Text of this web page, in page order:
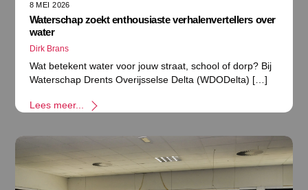
8 MEI 2026
Waterschap zoekt enthousiaste verhalenvertellers over
water
Dirk Brans
Wat betekent water voor jouw straat, school of dorp? Bij
Waterschap Drents Overijsselse Delta (WDODelta) […]
Lees meer...